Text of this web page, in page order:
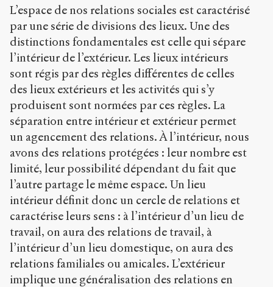
L’espace de nos relations sociales est caractérisé
par une série de divisions des lieux. Une des
distinctions fondamentales est celle qui sépare
l’intérieur de l’extérieur. Les lieux intérieurs
sont régis par des règles différentes de celles
des lieux extérieurs et les activités qui s’y
produisent sont normées par ces règles. La
séparation entre intérieur et extérieur permet
un agencement des relations. À l’intérieur, nous
avons des relations protégées : leur nombre est
limité, leur possibilité dépendant du fait que
l’autre partage le même espace. Un lieu
intérieur définit donc un cercle de relations et
caractérise leurs sens : à l’intérieur d’un lieu de
travail, on aura des relations de travail, à
l’intérieur d’un lieu domestique, on aura des
relations familiales ou amicales. L’extérieur
implique une généralisation des relations en